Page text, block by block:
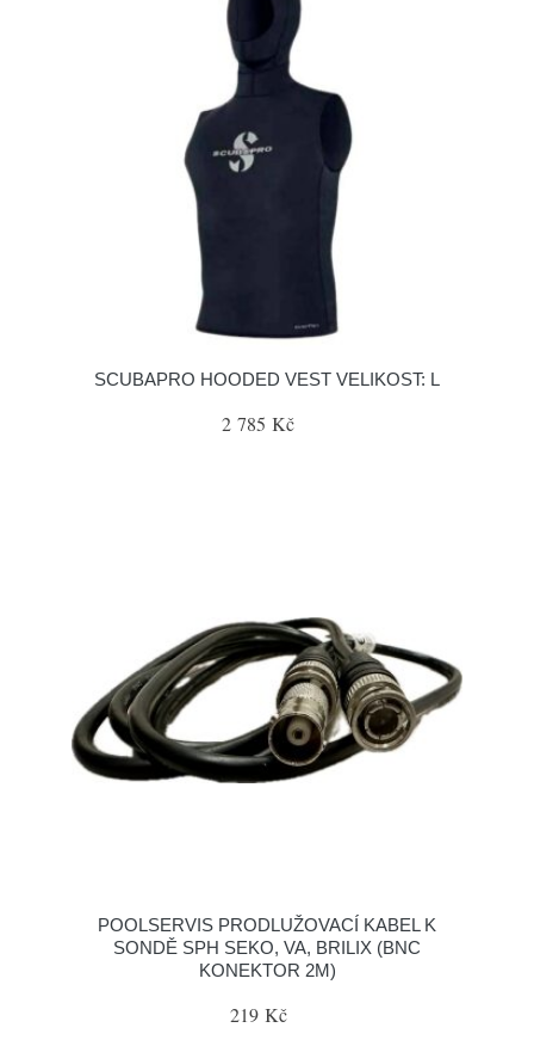
SCUBAPRO HOODED VEST VELIKOST: L
2 785 Kč
POOLSERVIS PRODLUŽOVACÍ KABEL K
SONDĚ SPH SEKO, VA, BRILIX (BNC
KONEKTOR 2M)
219 Kč